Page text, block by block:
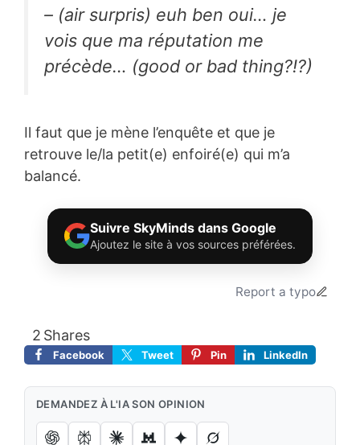
– (air surpris) euh ben oui… je
vois que ma réputation me
précède… (good or bad thing?!?)
Il faut que je mène l’enquête et que je
retrouve le/la petit(e) enfoiré(e) qui m’a
balancé.
Suivre SkyMinds dans Google
Ajoutez le site à vos sources préférées.
Report a typo
Shares
2
Facebook Tweet Pin LinkedIn
DEMANDEZ À L'IA SON OPINION